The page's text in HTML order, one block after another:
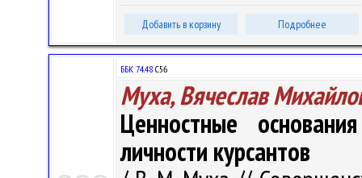
Добавить в корзину Подробнее
ББК 74.48 С56
Муха, Вячеслав
Ценностные
личности курсантов